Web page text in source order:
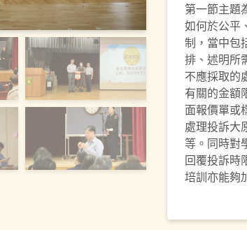
第一節主題
如何於公平
制，當中包
排、述明所
不應採取的
有關的金額
面報價單或
處理投訴大
等。同時對
回覆投訴時
培訓亦能夠